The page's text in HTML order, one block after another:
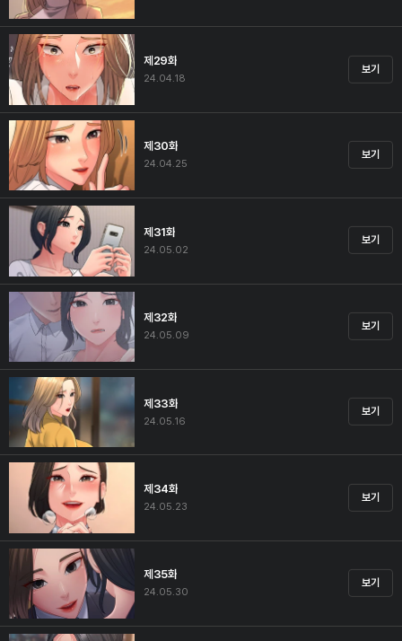
제29화
24.04.18
보기
제30화
24.04.25
보기
제31화
24.05.02
보기
제32화
24.05.09
보기
제33화
24.05.16
보기
제34화
24.05.23
보기
제35화
24.05.30
보기